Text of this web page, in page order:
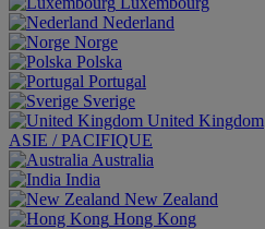
Nederland
Norge
Polska
Portugal
Sverige
United Kingdom
ASIE / PACIFIQUE
Australia
India
New Zealand
Hong Kong